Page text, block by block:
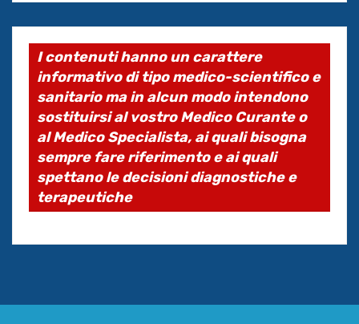
I contenuti hanno un carattere
informativo di tipo medico-scientifico e
sanitario ma in alcun modo intendono
sostituirsi al vostro Medico Curante o
al Medico Specialista, ai quali bisogna
sempre fare riferimento e ai quali
spettano le decisioni diagnostiche e
terapeutiche